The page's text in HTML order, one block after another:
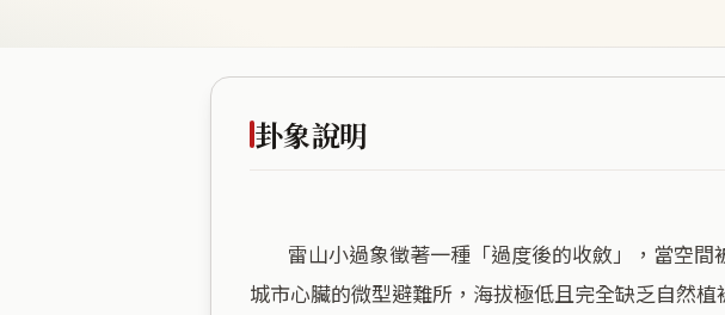
卦象說明
城市心臟的微型避難所，海拔極低且完全缺乏自然